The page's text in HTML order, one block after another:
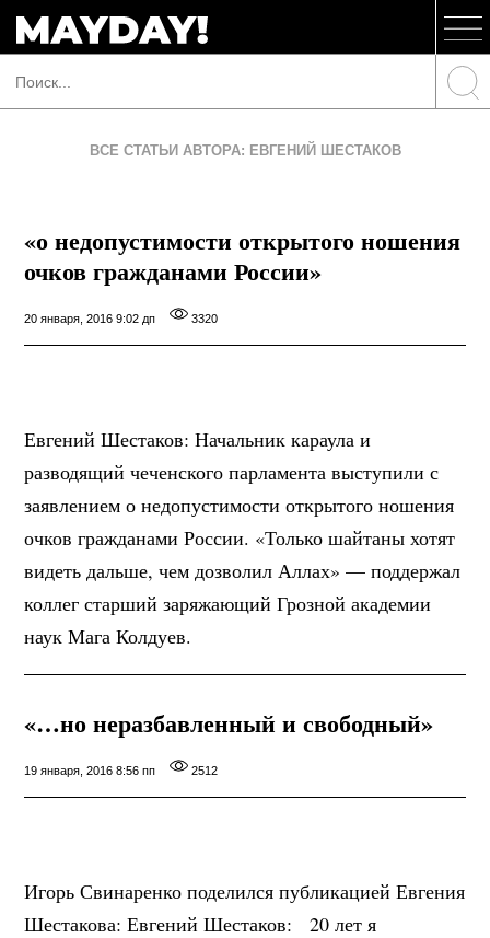
ВСЕ СТАТЬИ АВТОРА: ЕВГЕНИЙ ШЕСТАКОВ
«о недопустимости открытого ношения
очков гражданами России»
20 января, 2016 9:02 дп 3320
Евгений Шестаков: Начальник караула и
разводящий чеченского парламента выступили с
заявлением о недопустимости открытого ношения
очков гражданами России. «Только шайтаны хотят
видеть дальше, чем дозволил Аллах» — поддержал
коллег старший заряжающий Грозной академии
наук Мага Колдуев.
«…но неразбавленный и свободный»
19 января, 2016 8:56 пп 2512
Игорь Свинаренко поделился публикацией Евгения
Шестакова: Евгений Шестаков: 20 лет я